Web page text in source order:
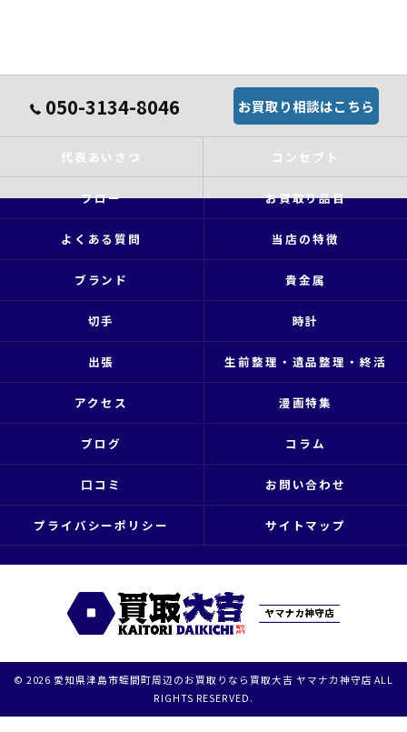
050-3134-8046 お買取り相談はこちら
代表あいさつ コンセプト
フロー お買取り品目
よくある質問 当店の特徴
ブランド 貴金属
切手 時計
出張 生前整理・遺品整理・終活
アクセス 漫画特集
ブログ コラム
口コミ お問い合わせ
プライバシーポリシー サイトマップ
© 2026 愛知県津島市蛭間町周辺のお買取りなら買取大吉 ヤマナカ神守店 ALL
RIGHTS RESERVED.